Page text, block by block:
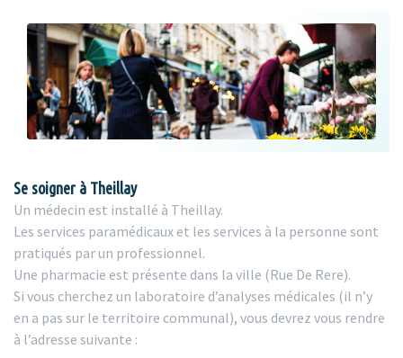
Se soigner à Theillay
Un médecin est installé à Theillay.
Les services paramédicaux et les services à la personne sont
pratiqués par un professionnel.
Une pharmacie est présente dans la ville (Rue De Rere).
Si vous cherchez un laboratoire d’analyses médicales (il n’y
en a pas sur le territoire communal), vous devrez vous rendre
à l’adresse suivante :